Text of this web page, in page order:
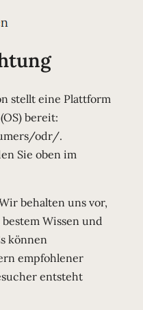
stellt eine Plattform
bereit:
odr/.
Sie oben im
behalten uns vor,
Wissen und
können
empfohlener
entsteht